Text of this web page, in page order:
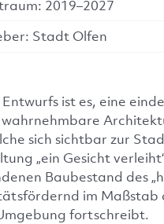
2019–2027
Stadt Olfen
ist es, eine
wahrnehmbare
sich sichtbar zur
„ein Gesicht
Baubestand des
im Maßstab
fortschreibt.